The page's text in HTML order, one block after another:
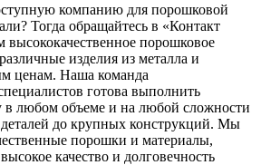
компанию для порошковой
Тогда обращайтесь в «Контакт
порошковое
изделия из металла и
ценам. Наша команда
готова выполнить
в любом объеме и на любой сложности
до крупных конструкций. Мы
порошки и материалы,
качество и долговечность